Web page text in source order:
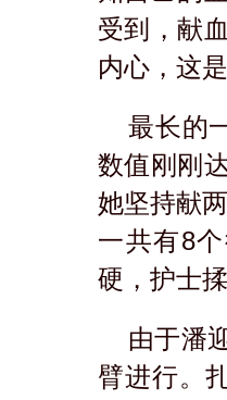
受到，献
内心，这
最长的
数值刚刚
她坚持献
一共有8
硬，护士
由于潘
臂进行。